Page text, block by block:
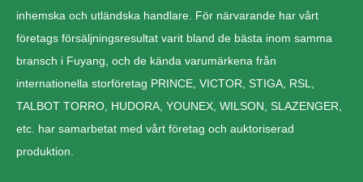
inhemska och utländska handlare. För närvarande har vårt
företags försäljningsresultat varit bland de bästa inom samma
bransch i Fuyang, och de kända varumärkena från
internationella storföretag PRINCE, VICTOR, STIGA, RSL,
TALBOT TORRO, HUDORA, YOUNEX, WILSON, SLAZENGER,
etc. har samarbetat med vårt företag och auktoriserad
produktion.